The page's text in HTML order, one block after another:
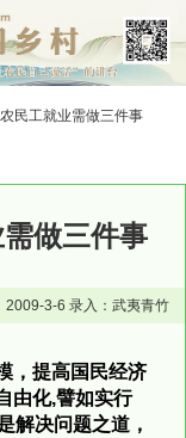
民工就业需做三件事
做三件事
2009-3-6 录入：武夷青竹
，提高国民经济
由化,譬如实行
解决问题之道，